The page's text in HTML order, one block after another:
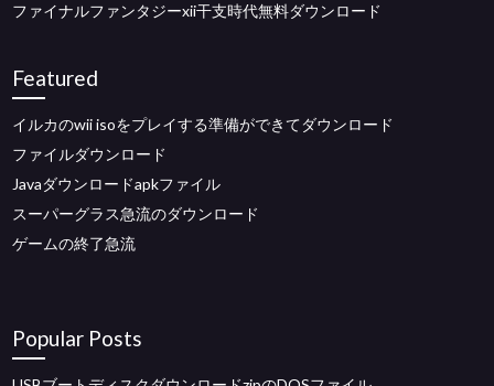
ファイナルファンタジーxii干支時代無料ダウンロード
Featured
イルカのwii isoをプレイする準備ができてダウンロード
ファイルダウンロード
Javaダウンロードapkファイル
スーパーグラス急流のダウンロード
ゲームの終了急流
Popular Posts